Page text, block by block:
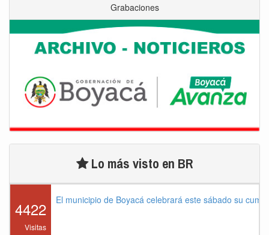
Grabaciones
Lo más visto en BR
4422
Visitas
El municipio de Boyacá celebrará este sábado su